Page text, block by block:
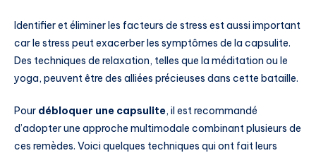
Identifier et éliminer les facteurs de stress est aussi important
car le stress peut exacerber les symptômes de la capsulite.
Des techniques de relaxation, telles que la méditation ou le
yoga, peuvent être des alliées précieuses dans cette bataille.
Pour débloquer une capsulite, il est recommandé
d’adopter une approche multimodale combinant plusieurs de
ces remèdes. Voici quelques techniques qui ont fait leurs